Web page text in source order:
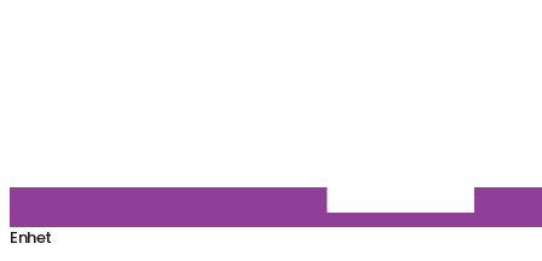
Enhet